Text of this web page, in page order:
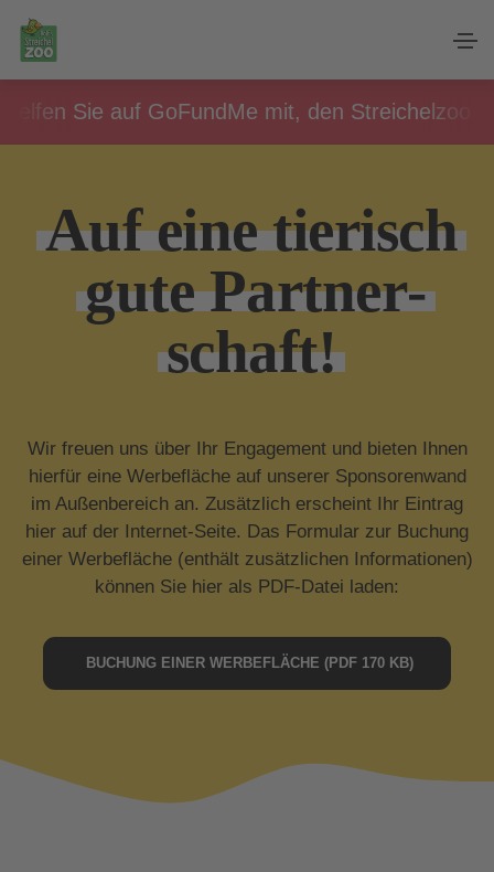
Sie auf GoFundMe mit, den Streichelzoo für
Auf eine tierisch
gute Partner­
schaft!
Wir freuen uns über Ihr Engagement und bieten Ihnen
hierfür eine Werbefläche auf unserer Sponsorenwand
im Außenbereich an. Zusätzlich erscheint Ihr Eintrag
hier auf der Internet-Seite. Das Formular zur Buchung
einer Werbefläche (enthält zusätzlichen Informationen)
können Sie hier als PDF-Datei laden:
BUCHUNG EINER WERBEFLÄCHE (PDF 170 KB)